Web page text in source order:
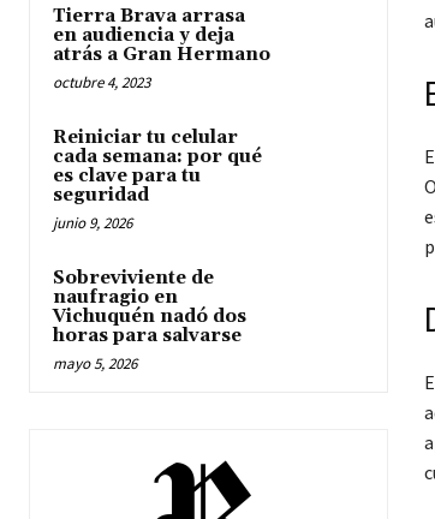
Tierra Brava arrasa
en audiencia y deja
atrás a Gran Hermano
octubre 4, 2023
Reiniciar tu celular
cada semana: por qué
es clave para tu
seguridad
junio 9, 2026
Sobreviviente de
naufragio en
Vichuquén nadó dos
horas para salvarse
mayo 5, 2026